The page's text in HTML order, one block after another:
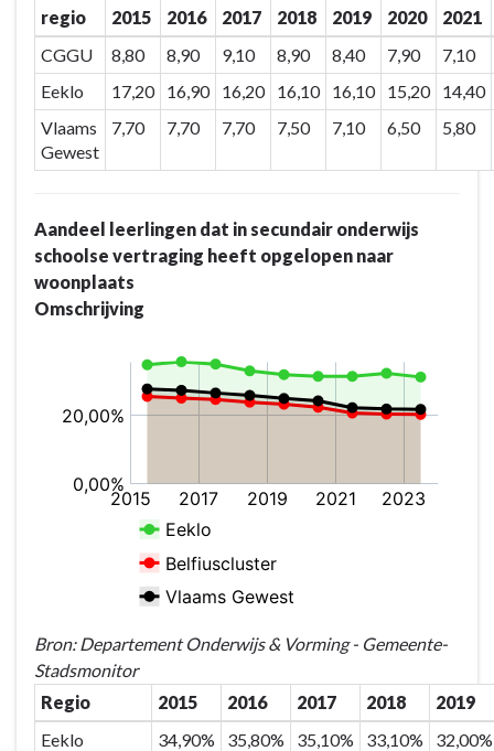
regio 2015 2016 2017 2018 2019 2020
2021
CGGU
8,80 8,90 9,10 8,90 8,40 7,90
7,10
Eeklo
17,20 16,90 16,20 16,10 16,10 15,20
14,40
Vlaams
Gewest
7,70 7,70 7,70 7,50 7,10 6,50 5,80
Aandeel leerlingen dat in secundair onderwijs
schoolse vertraging heeft opgelopen naar
woonplaats
Omschrijving
Bron: Departement Onderwijs & Vorming - Gemeente-
Stadsmonitor
Regio
2015 2016 2017 2018
2019
Eeklo
34,90% 35,80% 35,10% 33,10%
32,00%